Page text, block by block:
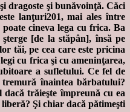
dragoste şi bunăvoinţă. Căci
lanţuri201, mai ales între
cineva lega cu frica. Ba
[de la stăpân], însă pe
tăi, pe cea care este pricina
cu frica şi cu ameninţarea,
a sufletului. Ce fel de
înaintea bărbatului?
trăieşte împreună cu ea
Şi chiar dacă pătimeşti